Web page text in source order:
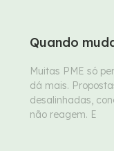
Quando
Muitas PME só
dá mais.
desalinhadas,
não reagem. E